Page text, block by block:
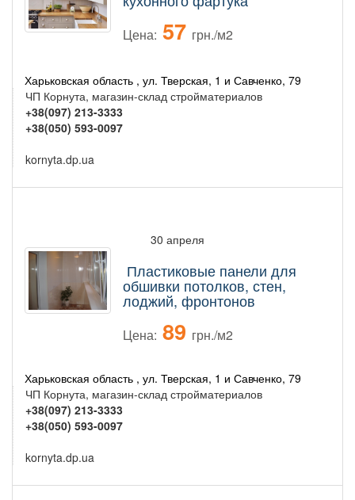
Цена: 57 грн./м2
Харьковская область , ул. Тверская, 1 и Савченко, 79
ЧП Корнута, магазин-склад стройматериалов
+38(097) 213-3333
+38(050) 593-0097
kornyta.dp.ua
30 апреля
Пластиковые панели для
обшивки потолков, стен,
лоджий, фронтонов
Цена: 89 грн./м2
Харьковская область , ул. Тверская, 1 и Савченко, 79
ЧП Корнута, магазин-склад стройматериалов
+38(097) 213-3333
+38(050) 593-0097
kornyta.dp.ua